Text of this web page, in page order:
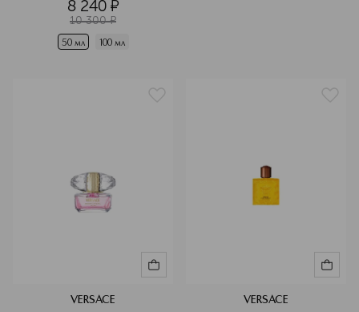
8 240 ¤
10 300 ¤
50 мл 100 мл
VERSACE VERSACE